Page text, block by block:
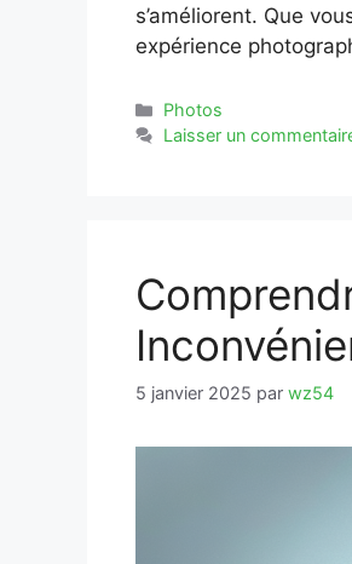
s’améliorent. Que
expérience
Catégories
Photos
Laisser un
5 janvier 2025 par wz54